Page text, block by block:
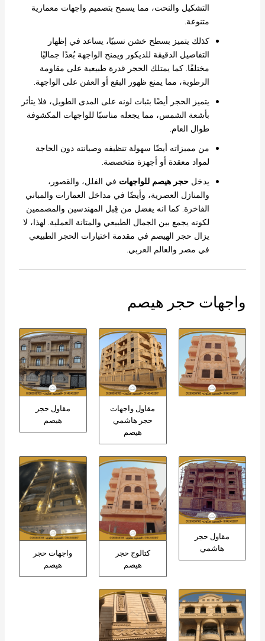
التشكيل والنحت، مما يسمح بتصميم واجهات معمارية
متنوعة.
كذلك يتميز بسطح خشن نسبيًا، يساعد في إظهار
التفاصيل الدقيقة للديكور ويمنح الواجهة بُعدًا جماليًا
مختلفًا. كما يمتلك الحجر قدرة طبيعية على مقاومة
الرطوبة، مما يمنع ظهور البقع أو العفن على الواجهة.
يتميز الحجر أيضًا بثبات لونه على المدى الطويل، فلا يتأثر
بأشعة الشمس، مما يجعله مناسبًا للواجهات المكشوفة
طوال العام.
من مميزاته أيضًا سهولة تنظيفه وصيانته دون الحاجة
لمواد معقدة أو أجهزة متخصصة.
يدخل حجر هيصم للواجهات في الفلل، والقصور،
والمنازل العصرية، وأيضًا في مداخل العمارات والمباني
الفاخرة. كما انه يفضل من قِبل المهندسين والمصممين
لكونه يجمع بين الجمال الطبيعي والمتانة العملية. لهذا، لا
يزال حجر الهيصم في مقدمة اختيارات الحجر الطبيعي
في مصر والعالم العربي.
واجهات حجر هيصم
مقاول واجهات
حجر هاشمي
هيصم
مقاول حجر
هيصم
مقاول حجر
هاشمي
كتالوج حجر
هيصم
واجهات حجر
هيصم